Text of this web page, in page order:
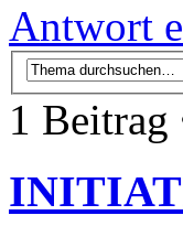
Antwort
1 Beitrag